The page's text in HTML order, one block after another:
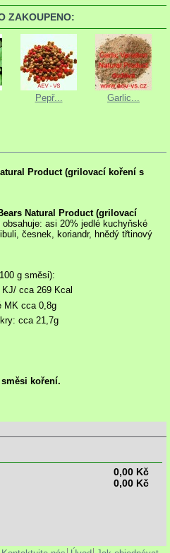
ZAKOUPENO:
Pepř... Garlic...
Product(grilovací koření s
Natural Product(grilovací
obsahuje: asi 20% jedlé kuchyňské
česnek, koriandr, hnědý třtinový
g směsi):
cca 269 Kcal
MK cca 0,8g
cca 21,7g
koření.
0,00 Kč
0,00 Kč